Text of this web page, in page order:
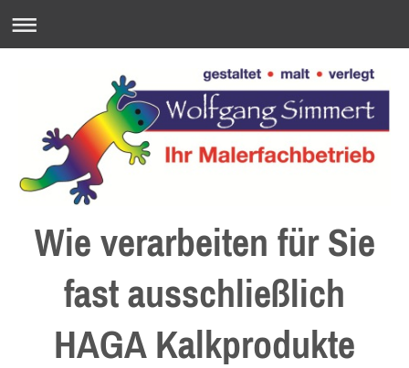
Wie verarbeiten für Sie
fast ausschließlich
HAGA Kalkprodukte